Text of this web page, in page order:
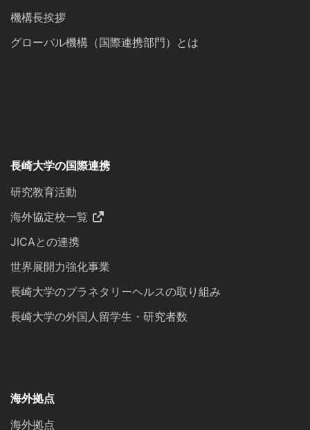
機構長挨拶
グローバル機構（国際連携部門）とは
長崎大学の国際連携
研究教育活動
海外協定校一覧
JICAとの連携
世界展開力強化事業
長崎大学のプラネタリーヘルスの取り組み
長崎大学の外国人留学生・研究者数
海外拠点
海外拠点